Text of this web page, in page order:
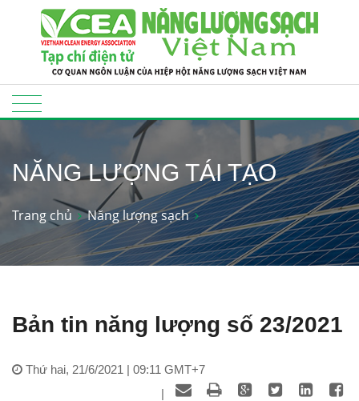
NĂNG LƯỢNG TÁI TẠO
Trang chủ Năng lượng sạch
Bản tin năng lượng số 23/2021
Thứ hai, 21/6/2021 | 09:11 GMT+7
|